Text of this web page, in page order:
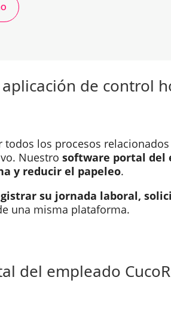
de control
todos los procesos
Nuestrosoftware portal del
y reducir el papeleo.
su jornada laboral,
una misma plataforma.
del empleado